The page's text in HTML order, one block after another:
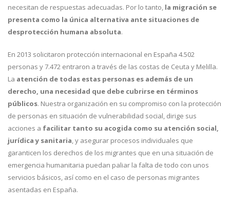
necesitan de respuestas adecuadas. Por lo tanto, la migración se
presenta como la única alternativa ante situaciones de
desprotección humana absoluta.
En 2013 solicitaron protección internacional en España 4.502
personas y 7.472 entraron a través de las costas de Ceuta y Melilla.
La atención de todas estas personas es además de un
derecho, una necesidad que debe cubrirse en términos
públicos. Nuestra organización en su compromiso con la protección
de personas en situación de vulnerabilidad social, dirige sus
acciones a facilitar tanto su acogida como su atención social,
jurídica y sanitaria , y asegurar procesos individuales que
garanticen los derechos de los migrantes que en una situación de
emergencia humanitaria puedan paliar la falta de todo con unos
servicios básicos, así como en el caso de personas migrantes
asentadas en España.